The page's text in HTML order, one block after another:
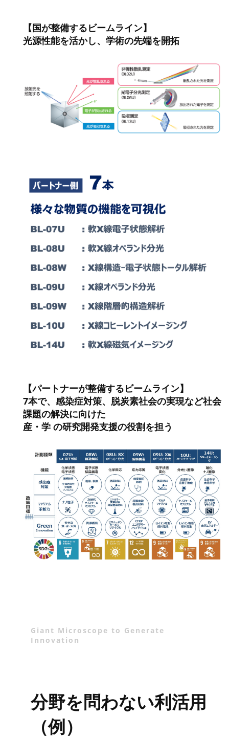
【国が整備するビームライン】
光源性能を活かし、学術の先端を開拓
【パートナーが整備するビームライン】
7本で、感染症対策、脱炭素社会の実現など社会
課題の解決に向けた
産・学 の研究開発支援の役割を担う
Giant Microscope to Generate
Innovation
分野を問わない利活用
（例）